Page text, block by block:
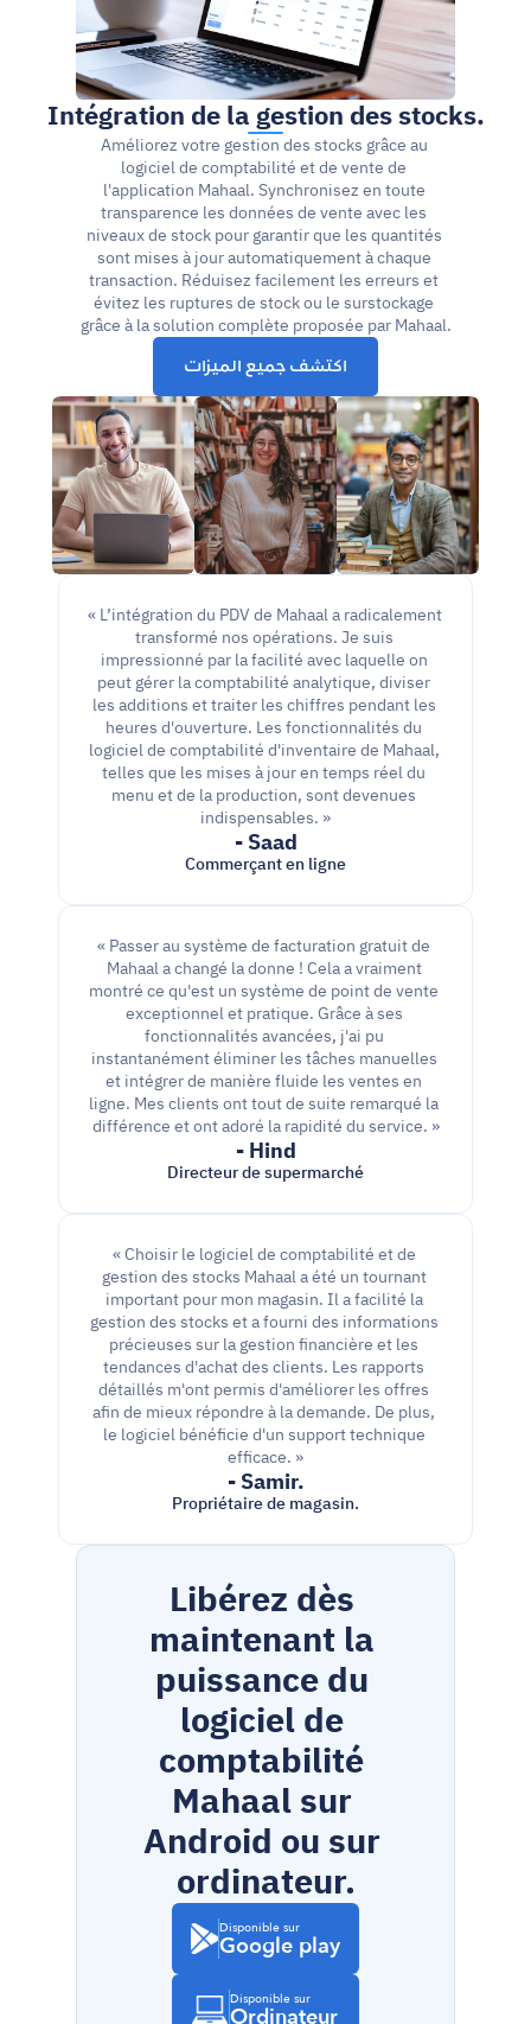
Intégration de la gestion des stocks.
Améliorez votre gestion des stocks grâce au
logiciel de comptabilité et de vente de
l'application Mahaal. Synchronisez en toute
transparence les données de vente avec les
niveaux de stock pour garantir que les quantités
sont mises à jour automatiquement à chaque
transaction. Réduisez facilement les erreurs et
évitez les ruptures de stock ou le surstockage
grâce à la solution complète proposée par Mahaal.
اكتشف جميع الميزات
« L’intégration du PDV de Mahaal a radicalement
transformé nos opérations. Je suis
impressionné par la facilité avec laquelle on
peut gérer la comptabilité analytique, diviser
les additions et traiter les chiffres pendant les
heures d'ouverture. Les fonctionnalités du
logiciel de comptabilité d'inventaire de Mahaal,
telles que les mises à jour en temps réel du
menu et de la production, sont devenues
indispensables. »
- Saad
Commerçant en ligne
« Passer au système de facturation gratuit de
Mahaal a changé la donne ! Cela a vraiment
montré ce qu'est un système de point de vente
exceptionnel et pratique. Grâce à ses
fonctionnalités avancées, j'ai pu
instantanément éliminer les tâches manuelles
et intégrer de manière fluide les ventes en
ligne. Mes clients ont tout de suite remarqué la
différence et ont adoré la rapidité du service. »
- Hind
Directeur de supermarché
« Choisir le logiciel de comptabilité et de
gestion des stocks Mahaal a été un tournant
important pour mon magasin. Il a facilité la
gestion des stocks et a fourni des informations
précieuses sur la gestion financière et les
tendances d'achat des clients. Les rapports
détaillés m'ont permis d'améliorer les offres
afin de mieux répondre à la demande. De plus,
le logiciel bénéficie d'un support technique
efficace. »
- Samir.
Propriétaire de magasin.
Libérez dès
maintenant la
puissance du
logiciel de
comptabilité
Mahaal sur
Android ou sur
ordinateur.
Disponible sur
Google play
Disponible sur
Ordinateur